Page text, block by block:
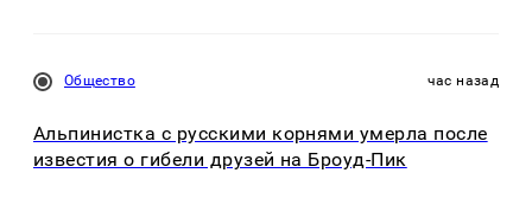
Общество час назад
Альпинистка с русскими корнями умерла после
известия о гибели друзей на Броуд-Пик